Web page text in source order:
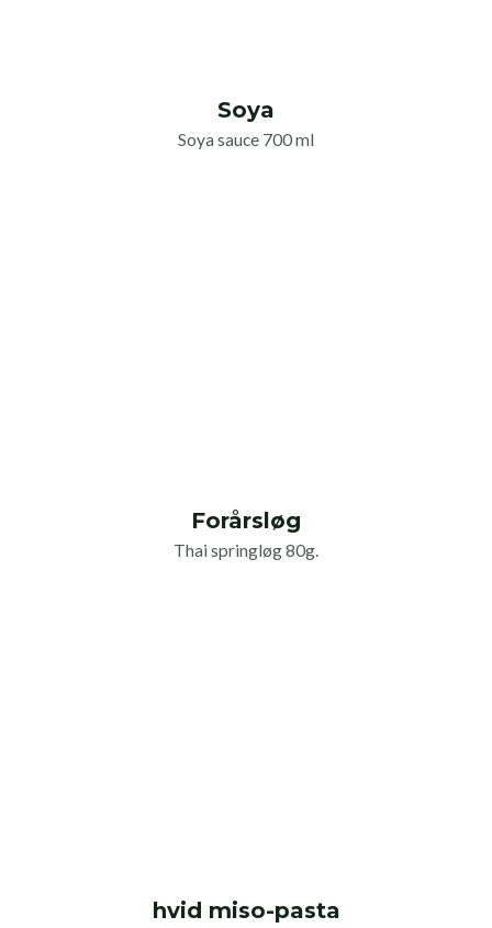
Soya
Soya sauce 700 ml
Forårsløg
Thai springløg 80g.
hvid miso-pasta